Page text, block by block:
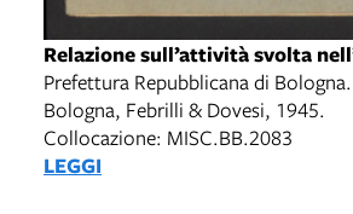
Relazione sull’attività svolta
Prefettura Repubblicana di
Bologna, Febrilli & Dovesi, 1945.
Collocazione: MISC.BB.2083
LEGGI